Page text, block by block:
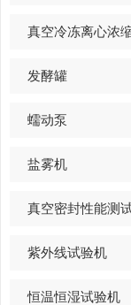
真空冷冻离心浓
发酵罐
蠕动泵
盐雾机
真空密封性能测
紫外线试验机
恒温恒湿试验机